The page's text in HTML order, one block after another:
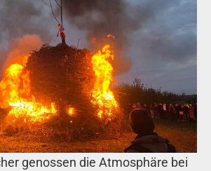
genossen die Atmosphäre bei